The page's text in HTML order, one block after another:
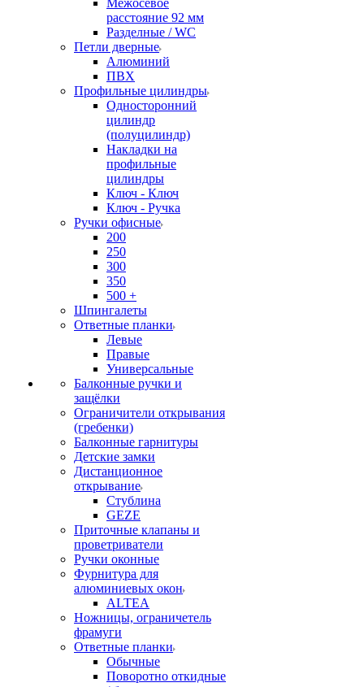
Межосевое
расстояние 92 мм
Разделные / WC
Петли дверные
Алюминий
ПВХ
Профильные цилиндры
Односторонний
цилиндр
(полуцилиндр)
Накладки на
профильные
цилиндры
Ключ - Ключ
Ключ - Ручка
Ручки офисные
200
250
300
350
500 +
Шпингалеты
Ответные планки
Левые
Правые
Универсальные
Балконные ручки и
защёлки
Ограничители открывания
(гребенки)
Балконные гарнитуры
Детские замки
Дистанционное
открывание
Стублина
GEZE
Приточные клапаны и
проветриватели
Ручки оконные
Фурнитура для
алюминиевых окон
ALTEA
Ножницы, ограничетель
фрамуги
Ответные планки
Обычные
Поворотно откидные